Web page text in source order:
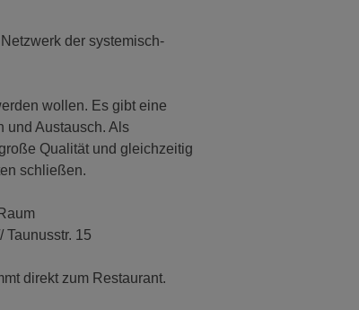
der systemisch-
wollen. Es gibt eine
und Austausch. Als
Qualität und gleichzeitig
schließen.
Taunusstr. 15
direkt zum Restaurant.